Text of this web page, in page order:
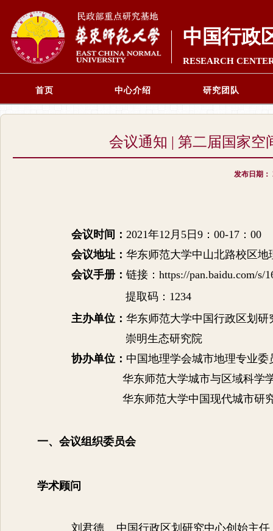
中国行政
RESEARCH
首页 中心介绍 研究团队
会议通知 | 第二届国家空
发布日期：
会议时间： 2021年12 月 5 日 9 ： 00-17 ： 00
会议地址： 华东师范大学中山北路校区地
会议手册： 链接： https://pan.baidu.com/
提取码： 1234
主办单位： 华东师范大学中国行政区划研
崇明生态研究院
协办单位： 中国地理学会城市地理专业委
华东师范大学城市与区域科学
华东师范大学中国现代城市研
一、会议组织委员会
学术顾问
刘君德 中国行政区划研究中心创始主任